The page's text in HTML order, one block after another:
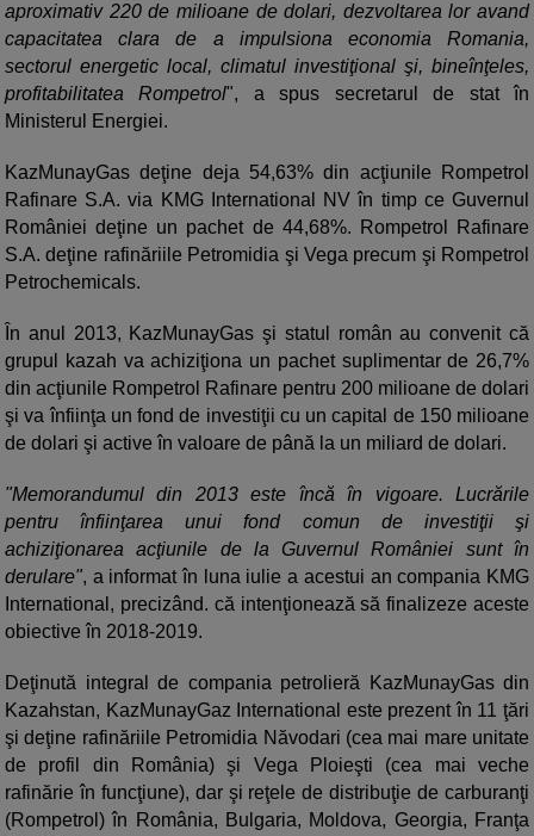
aproximativ 220 de milioane de dolari, dezvoltarea lor avand
capacitatea clara de a impulsiona economia Romania,
sectorul energetic local, climatul investiţional şi, bineînţeles,
profitabilitatea Rompetrol", a spus secretarul de stat în
Ministerul Energiei.
KazMunayGas deţine deja 54,63% din acţiunile Rompetrol
Rafinare S.A. via KMG International NV în timp ce Guvernul
României deţine un pachet de 44,68%. Rompetrol Rafinare
S.A. deţine rafinăriile Petromidia şi Vega precum şi Rompetrol
Petrochemicals.
În anul 2013, KazMunayGas şi statul român au convenit că
grupul kazah va achiziţiona un pachet suplimentar de 26,7%
din acţiunile Rompetrol Rafinare pentru 200 milioane de dolari
şi va înfiinţa un fond de investiţii cu un capital de 150 milioane
de dolari şi active în valoare de până la un miliard de dolari.
"Memorandumul din 2013 este încă în vigoare. Lucrările
pentru înfiinţarea unui fond comun de investiţii şi
achiziţionarea acţiunile de la Guvernul României sunt în
derulare", a informat în luna iulie a acestui an compania KMG
International, precizând. că intenţionează să finalizeze aceste
obiective în 2018-2019.
Deţinută integral de compania petrolieră KazMunayGas din
Kazahstan, KazMunayGaz International este prezent în 11 ţări
şi deţine rafinăriile Petromidia Năvodari (cea mai mare unitate
de profil din România) şi Vega Ploieşti (cea mai veche
rafinărie în funcţiune), dar şi reţele de distribuţie de carburanţi
(Rompetrol) în România, Bulgaria, Moldova, Georgia, Franţa